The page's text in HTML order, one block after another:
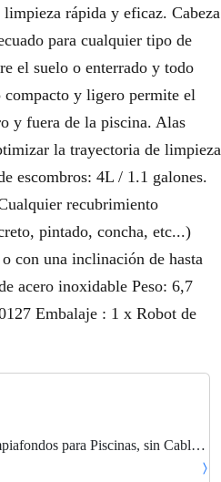
rápida y eficaz. Cabeza
para cualquier tipo de
el suelo o enterrado y todo
y ligero permite el
y fuera de la piscina. Alas
la trayectoria de limpieza
escombros: 4L / 1.1 galones.
recubrimiento
pintado, concha, etc...)
con una inclinación de hasta
acero inoxidable Peso: 6,7
Embalaje : 1 x Robot de
para Piscinas, sin Cables,
de Litio, 50L/Minuto, aprox.